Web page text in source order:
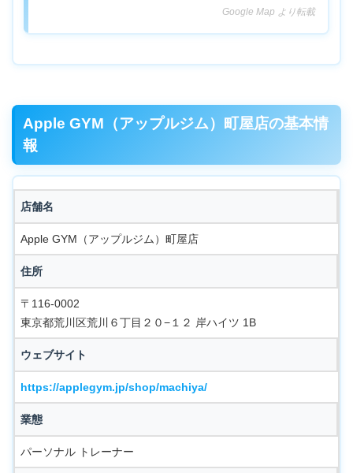
Google Map より転載
Apple GYM（アップルジム）町屋店の基本情
報
店舗名
Apple GYM（アップルジム）町屋店
住所
〒116-0002
東京都荒川区荒川６丁目２０−１２ 岸ハイツ 1B
ウェブサイト
https://applegym.jp/shop/machiya/
業態
パーソナル トレーナー